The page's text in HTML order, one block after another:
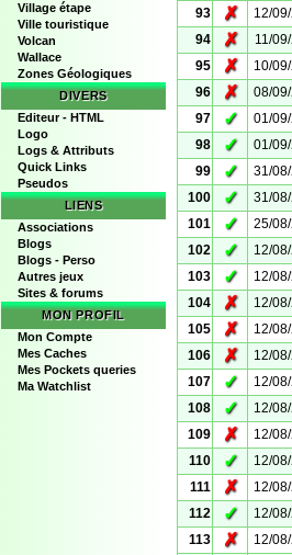
Village étape
Ville touristique
Volcan
Wallace
Zones Géologiques
DIVERS
Editeur - HTML
Logo
Logs & Attributs
Quick Links
Pseudos
LIENS
Associations
Blogs
Blogs - Perso
Autres jeux
Sites & forums
MON PROFIL
Mon Compte
Mes Caches
Mes Pockets queries
Ma Watchlist
93
✗ 12/
94
✗ 11/
95
✗ 10/
96
✗ 08/
97
✓ 01/
98
✓ 01/
99
✓ 31/
100
✓ 31/
101
✓ 25/
102
✓ 12/
103
✓ 12/
104
✗ 12/
105
✗ 12/
106
✗ 12/
107
✓ 12/
108
✓ 12/
109
✗ 12/
110
✓ 12/
111
✗ 12/
112
✓ 12/
113
✗ 12/